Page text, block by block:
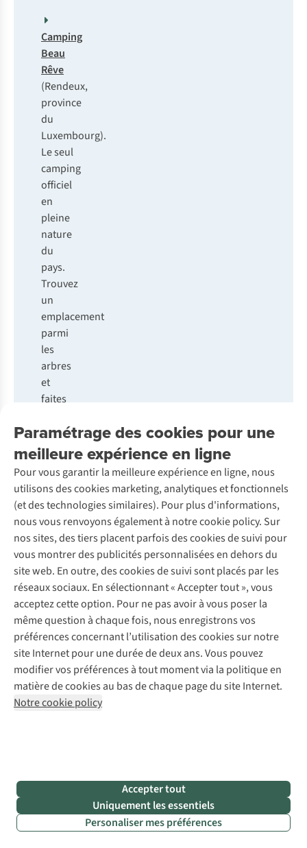
Camping
Beau
Rêve
(Rendeux,
province
du
Luxembourg).
Le seul
camping
officiel
en
pleine
nature
du
pays.
Trouvez
un
emplacement
parmi
les
arbres
et
faites
de
camp à
prévu
à cet
effet.
Comme
les
voitures
et
mobile
homes
sont
interdits
près
des
tentes,
vous
en
Paramétrage des cookies pour une
meilleure expérience en ligne
Pour vous garantir la meilleure expérience en ligne, nous
utilisons des cookies marketing, analytiques et fonctionnels
(et des technologies similaires). Pour plus d'informations,
nous vous renvoyons également à notre cookie policy. Sur
nos sites, des tiers placent parfois des cookies de suivi pour
vous montrer des publicités personnalisées en dehors du
site web. En outre, des cookies de suivi sont placés par les
réseaux sociaux. En sélectionnant « Accepter tout », vous
acceptez cette option. Pour ne pas avoir à vous poser la
même question à chaque fois, nous enregistrons vos
préférences concernant l’utilisation des cookies sur notre
site Internet pour une durée de deux ans. Vous pouvez
modifier vos préférences à tout moment via la politique en
matière de cookies au bas de chaque page du site Internet.
Notre cookie policy
Accepter tout
Uniquement les essentiels
Personaliser mes préférences